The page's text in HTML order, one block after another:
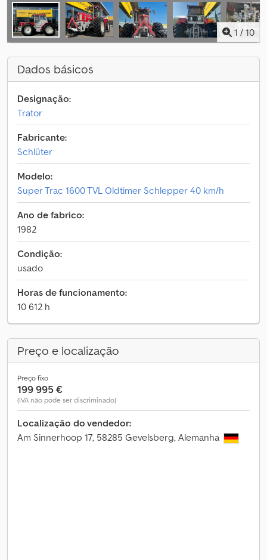
1 / 10
Dados básicos
Designação:
Trator
Fabricante:
Schlüter
Modelo:
Super Trac 1600 TVL Oldtimer Schlepper 40 km/h
Ano de fabrico:
1982
Condição:
usado
Horas de funcionamento:
10 612 h
Preço e localização
Preço fixo
199 995 €
(IVA não pode ser discriminado)
Localização do vendedor:
Am Sinnerhoop 17, 58285 Gevelsberg, Alemanha